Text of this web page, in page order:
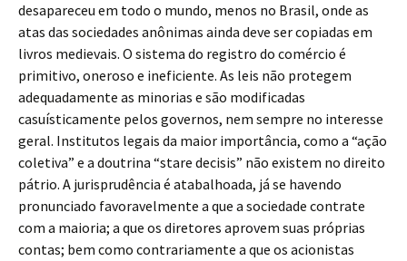
desapareceu em todo o mundo, menos no Brasil, onde as
atas das sociedades anônimas ainda deve ser copiadas em
livros medievais. O sistema do registro do comércio é
primitivo, oneroso e ineficiente. As leis não protegem
adequadamente as minorias e são modificadas
casuísticamente pelos governos, nem sempre no interesse
geral. Institutos legais da maior importância, como a “ação
coletiva” e a doutrina “stare decisis” não existem no direito
pátrio. A jurisprudência é atabalhoada, já se havendo
pronunciado favoravelmente a que a sociedade contrate
com a maioria; a que os diretores aprovem suas próprias
contas; bem como contrariamente a que os acionistas